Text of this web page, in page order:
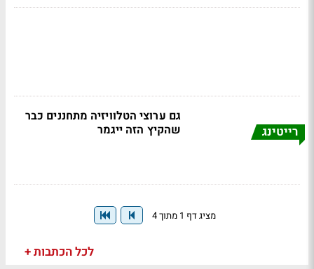
רייטינג
גם ערוצי הטלוויזיה מתחננים כבר
שהקיץ הזה ייגמר
מציג דף 1 מתוך 4
לכל הכתבות +